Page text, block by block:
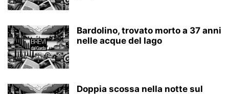
Bardolino, trovato morto a 37 anni
nelle acque del lago
Doppia scossa nella notte sul